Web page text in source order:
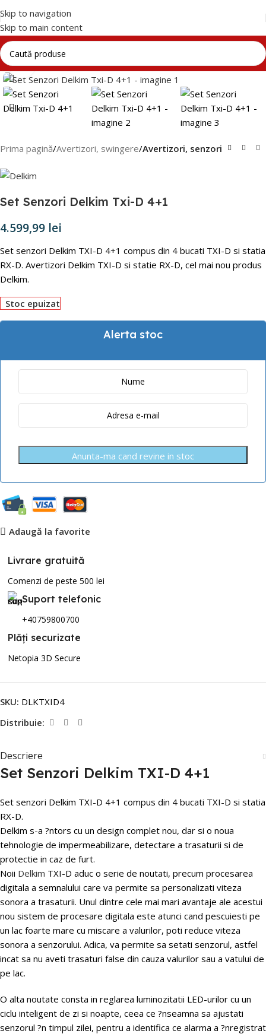
Skip to navigation
Skip to main content
Click to enlarge
Prima pagină Avertizori, swingere Avertizori, senzori
Set Senzori Delkim Txi-D 4+1
4.599,99 lei
Set senzori Delkim TXI-D 4+1 compus din 4 bucati TXI-D si statia
RX-D. Avertizori Delkim TXI-D si statie RX-D, cel mai nou produs
Delkim.
Stoc epuizat
Alerta stoc
Anunta-ma cand revine in stoc
Adaugă la favorite
Livrare gratuită
Comenzi de peste 500 lei
Suport telefonic
+40759800700
Plăți securizate
Netopia 3D Secure
SKU: DLKTXID4
Distribuie:
Descriere
Set Senzori Delkim TXI-D 4+1
Set senzori Delkim TXI-D 4+1 compus din 4 bucati TXI-D si statia
RX-D.
Delkim s-a ?ntors cu un design complet nou, dar si o noua
tehnologie de impermeabilizare, detectare a trasaturii si de
protectie in caz de furt.
Noii Delkim TXI-D aduc o serie de noutati, precum procesarea
digitala a semnalului care va permite sa personalizati viteza
sonora a trasaturii. Unul dintre cele mai mari avantaje ale acestui
nou sistem de procesare digitala este atunci cand pescuiesti pe
un lac foarte mare cu miscare a valurilor, poti reduce viteza
sonora a senzorului. Adica, va permite sa setati senzorul, astfel
incat sa nu aveti trasaturi false din cauza valurilor sau a vatului de
pe lac.
O alta noutate consta in reglarea luminozitatii LED-urilor cu un
ciclu inteligent de zi si noapte, ceea ce ?nseamna sa ajustati
senzorul ?n timpul zilei, pentru a identifica ce alarma a ?nregistrat